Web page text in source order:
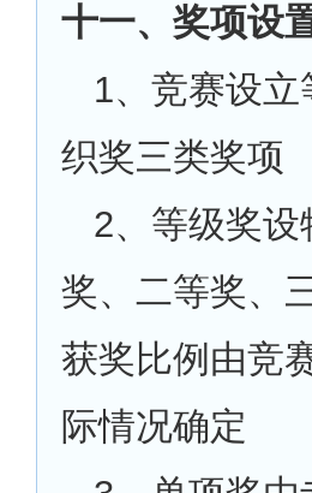
十一、奖项设
1、竞赛设
织奖三类奖项
2、等级奖
奖、二等奖、
获奖比例由竞
际情况确定